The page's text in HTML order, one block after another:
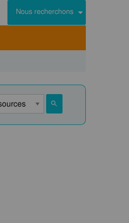
Nous recherchons